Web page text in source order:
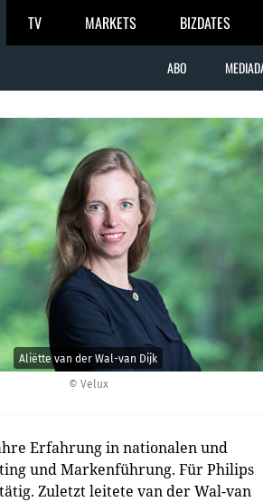
TV MARKETS BIZDATES
ABO
© Velux
Aliëtte van der Wal-van Dijk
Erfahrung in nationalen und
und Markenführung. Für Philips
Zuletzt leitete van der Wal-van